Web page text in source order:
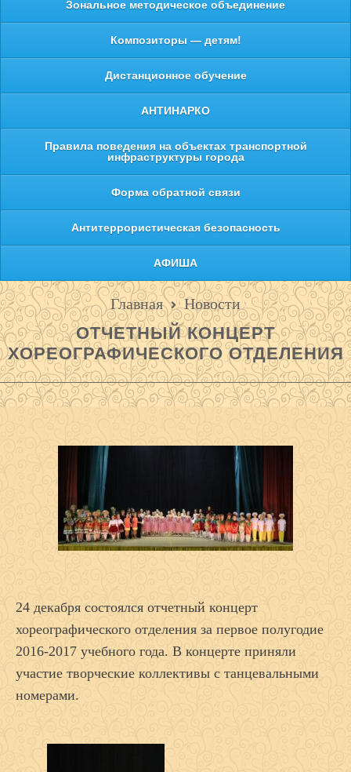
Зональное методическое объединение
Композиторы — детям!
Дистанционное обучение
АНТИНАРКО
Правила поведения на объектах транспортной
инфраструктуры города
Форма обратной связи
Антитеррористическая безопасность
АФИША
Главная Новости
ОТЧЕТНЫЙ КОНЦЕРТ
ХОРЕОГРАФИЧЕСКОГО ОТДЕЛЕНИЯ
24 декабря состоялся отчетный концерт
хореографического отделения за первое полугодие
2016-2017 учебного года. В концерте приняли
участие творческие коллективы с танцевальными
номерами.